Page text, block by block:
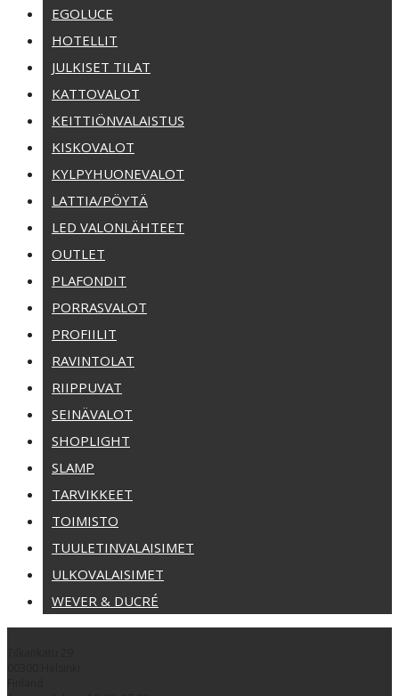
EGOLUCE
HOTELLIT
JULKISET TILAT
KATTOVALOT
KEITTIÖNVALAISTUS
KISKOVALOT
KYLPYHUONEVALOT
LATTIA/PÖYTÄ
LED VALONLÄHTEET
OUTLET
PLAFONDIT
PORRASVALOT
PROFIILIT
RAVINTOLAT
RIIPPUVAT
SEINÄVALOT
SHOPLIGHT
SLAMP
TARVIKKEET
TOIMISTO
TUULETINVALAISIMET
ULKOVALAISIMET
WEVER & DUCRÉ